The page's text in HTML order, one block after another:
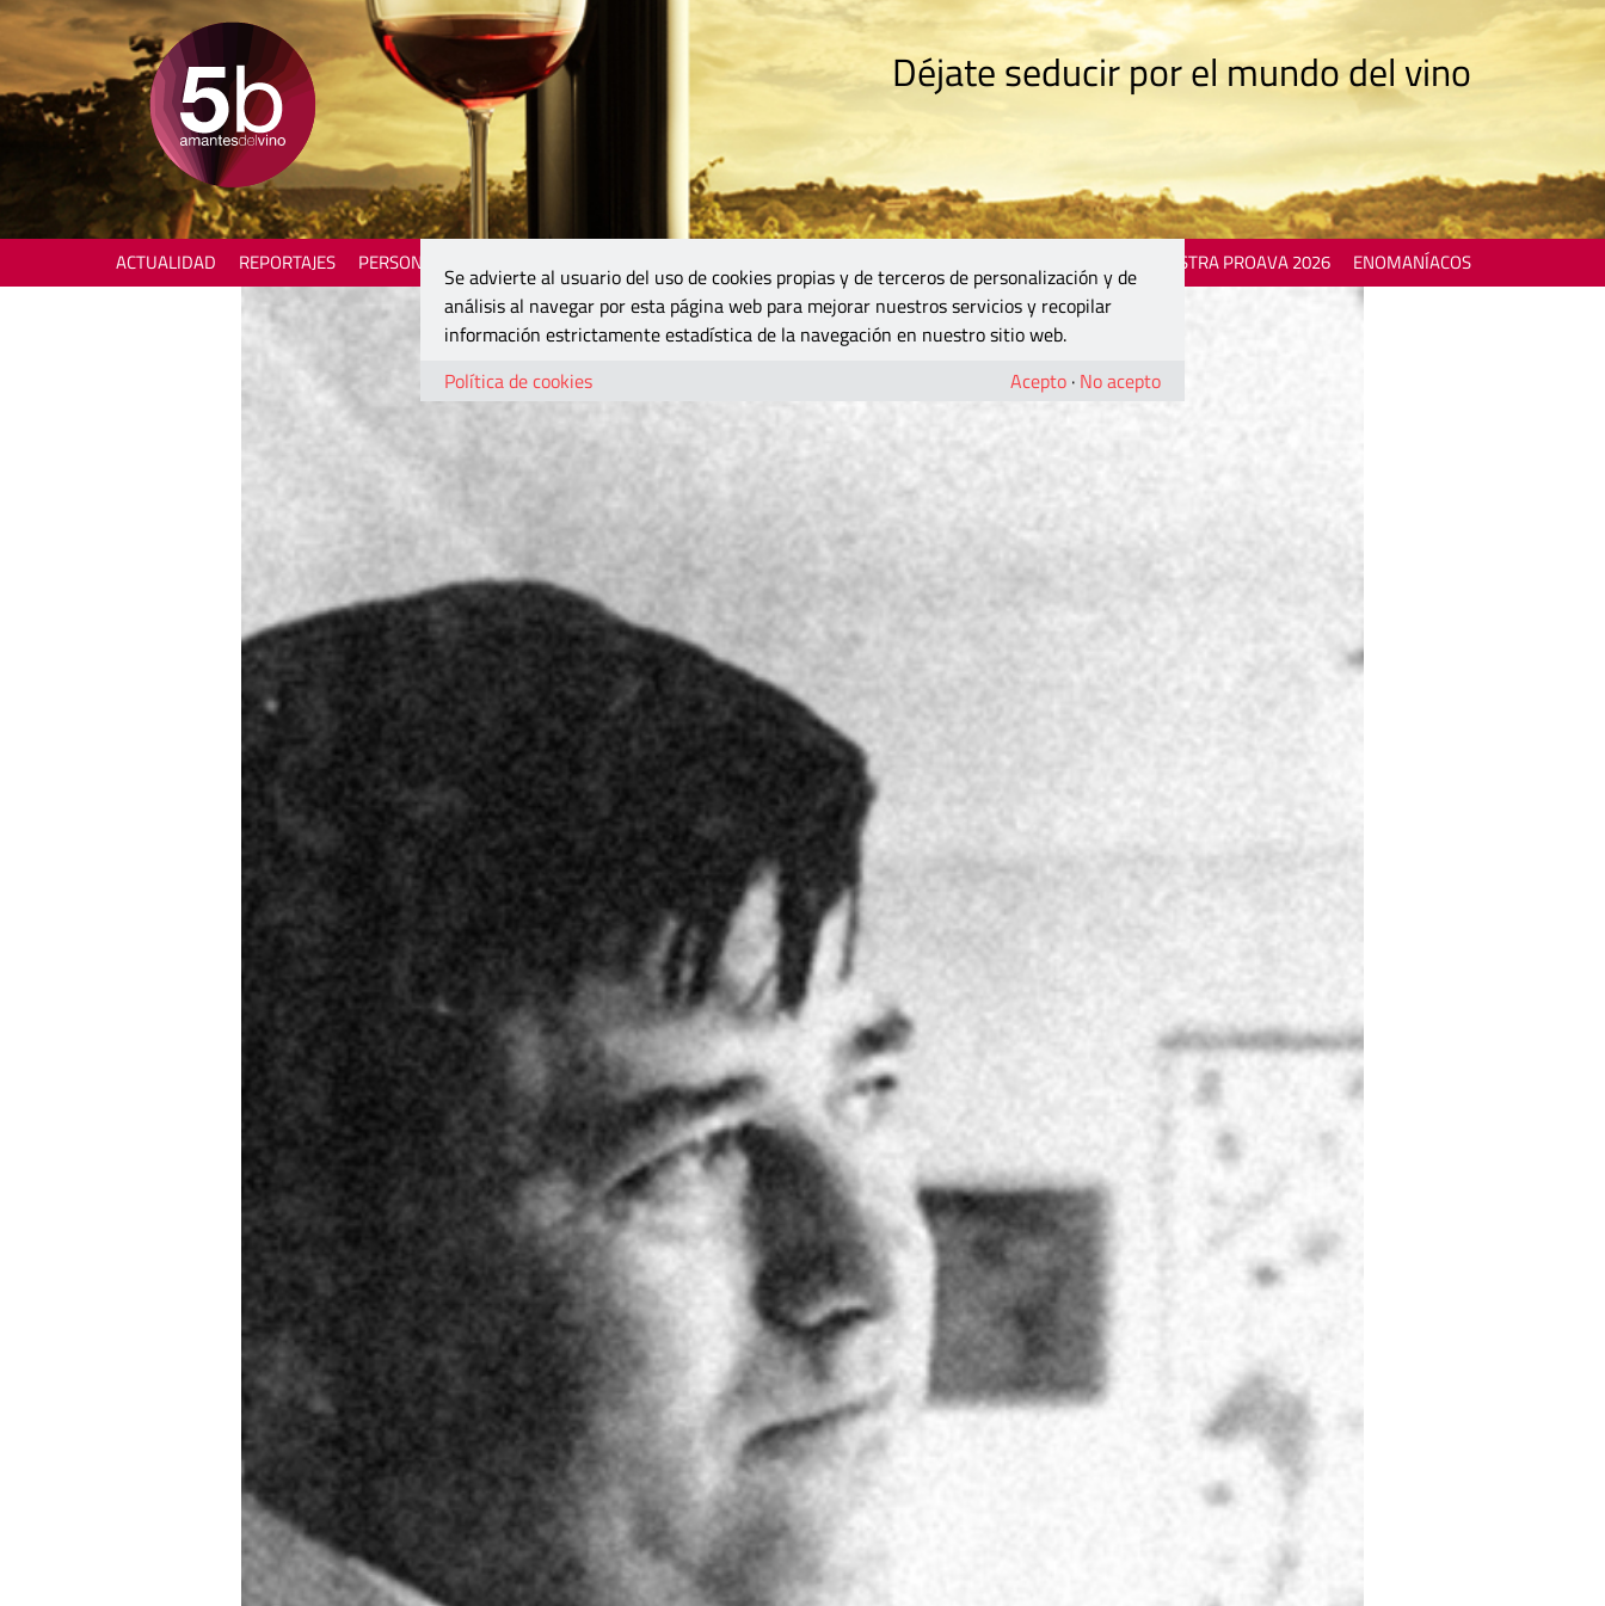
Déjate seducir por el mundo del vino
ACTUALIDAD REPORTAJES PERSONAJES MOSTRA PROAVA 2026 ENOMANÍACOS
Se advierte al usuario del uso de cookies propias y de terceros de personalización y de
análisis al navegar por esta página web para mejorar nuestros servicios y recopilar
información estrictamente estadística de la navegación en nuestro sitio web.
Política de cookies
Acepto · No acepto